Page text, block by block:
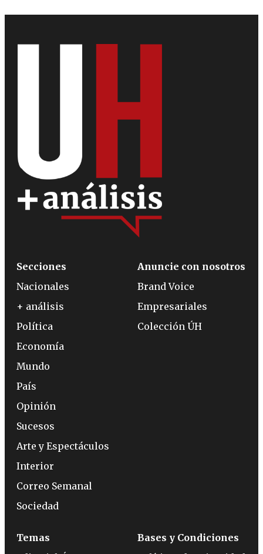
Secciones
Nacionales
+ análisis
Política
Economía
Mundo
País
Opinión
Sucesos
Arte y Espectáculos
Interior
Correo Semanal
Sociedad
Anuncie con nosotros
Brand Voice
Empresariales
Colección ÚH
Temas
Bases y Condiciones